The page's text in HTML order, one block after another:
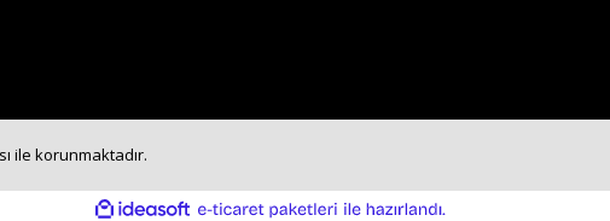
ile korunmaktadır.
ideasoft e-